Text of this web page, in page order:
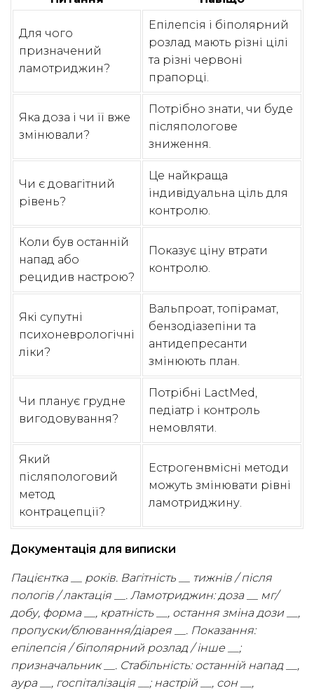
Для чого
призначений
ламотриджин?
Епілепсія і біполярний
розлад мають різні цілі
та різні червоні
прапорці.
Яка доза і чи її вже
змінювали?
Потрібно знати, чи буде
післяпологове
зниження.
Чи є довагітний
рівень?
Це найкраща
індивідуальна ціль для
контролю.
Коли був останній
напад або
рецидив настрою?
Показує ціну втрати
контролю.
Які супутні
психоневрологічні
ліки?
Вальпроат, топірамат,
бензодіазепіни та
антидепресанти
змінюють план.
Чи планує грудне
вигодовування?
Потрібні LactMed,
педіатр і контроль
немовляти.
Який
післяпологовий
метод
контрацепції?
Естрогенвмісні методи
можуть змінювати рівні
ламотриджину.
Документація для виписки
Пацієнтка __ років. Вагітність __ тижнів / після
пологів / лактація __. Ламотриджин: доза __ мг/
добу, форма __, кратність __, остання зміна дози __,
пропуски/блювання/діарея __. Показання:
епілепсія / біполярний розлад / інше __;
призначальник __. Стабільність: останній напад __,
аура __, госпіталізація __; настрій __, сон __,